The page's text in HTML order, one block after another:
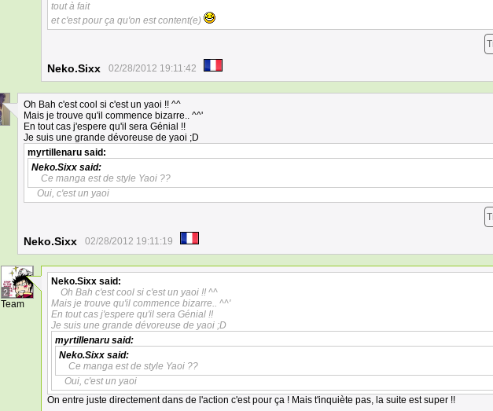
tout à fait
et c'est pour ça qu'on est content(e)
Neko.Sixx 02/28/2012 19:11:42
Oh Bah c'est cool si c'est un yaoi !! ^^
Mais je trouve qu'il commence bizarre.. ^^'
En tout cas j'espere qu'il sera Génial !!
Je suis une grande dévoreuse de yaoi ;D
myrtillenaru said:
Neko.Sixx said:
Ce manga est de style Yaoi ??
Oui, c'est un yaoi
Neko.Sixx 02/28/2012 19:11:19
2
Team
Neko.Sixx said:
Oh Bah c'est cool si c'est un yaoi !! ^^
Mais je trouve qu'il commence bizarre.. ^^'
En tout cas j'espere qu'il sera Génial !!
Je suis une grande dévoreuse de yaoi ;D
myrtillenaru said:
Neko.Sixx said:
Ce manga est de style Yaoi ??
Oui, c'est un yaoi
On entre juste directement dans de l'action c'est pour ça ! Mais t'inquiète pas, la suite est super !!